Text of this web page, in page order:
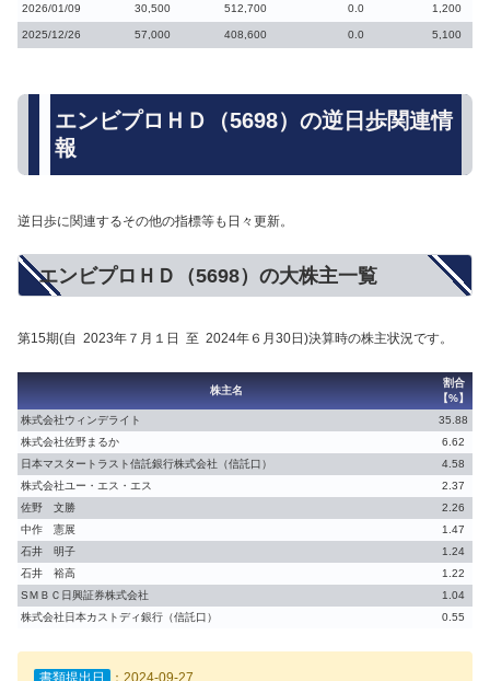
2026/01/09 30,500 512,700 0.0 1,200
2025/12/26 57,000 408,600 0.0 5,100
エンビプロＨＤ（5698）の逆日歩関連情
報
逆日歩に関連するその他の指標等も日々更新。
エンビプロＨＤ（5698）の大株主一覧
第15期(自 2023年７月１日 至 2024年６月30日)決算時の株主状況です。
株主名
割合
【%】
株式会社ウィンデライト
35.88
株式会社佐野まるか
6.62
日本マスタートラスト信託銀行株式会社（信託口）
4.58
株式会社ユー・エス・エス
2.37
佐野 文勝
2.26
中作 憲展
1.47
石井 明子
1.24
石井 裕高
1.22
SＭＢＣ日興証券株式会社
1.04
株式会社日本カストディ銀行（信託口）
0.55
書類提出日 ：2024-09-27